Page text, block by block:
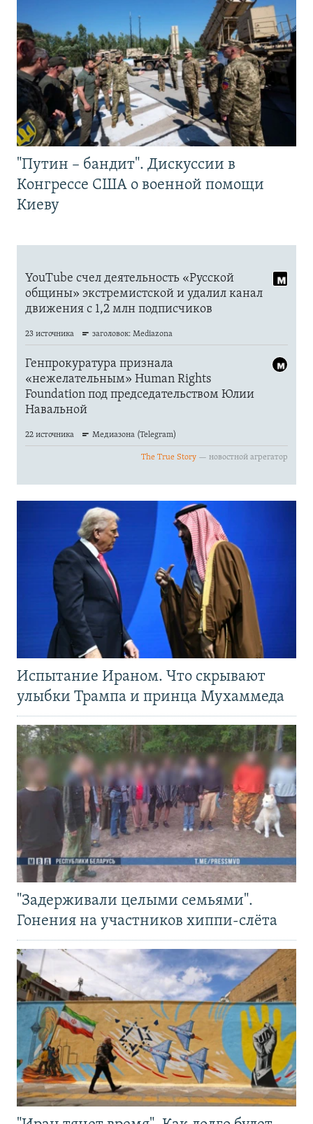
"Путин – бандит". Дискуссии в
Конгрессе США о военной помощи
Киеву
Испытание Ираном. Что скрывают
улыбки Трампа и принца Мухаммеда
"Задерживали целыми семьями".
Гонения на участников хиппи-слёта